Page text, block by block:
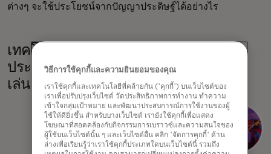
ต่างๆ จะใช้ประโยชน์จากปัญญาประดิษฐ์ได้อย่างไร
เทคโนโลยีความเป็นจริงเสมือนและการ
ประมวลผลเชิงพื้นที่: ไม่ใช่แค่สำหรับนัก
เล่นเกมเท่านั้น
วิธีการใช้คุกกี้และความยินยอมของคุณ
เราใช้คุกกี้และเทคโนโลยีที่คล้ายกัน ('คุกกี้') บนเว็บไซต์ของ
เราเพื่อปรับปรุงเว็บไซต์ วัดประสิทธิภาพการทำงาน ทำความ
เข้าใจกลุ่มเป้าหมาย และพัฒนาประสบการณ์การใช้งานของผู้
ใช้ให้ดียิ่งขึ้น สำหรับบางเว็บไซต์ เรายังใช้คุกกี้เพื่อแสดง
โฆษณาที่สอดคล้องกับกิจกรรมการเบราวซ์และความสนใจของ
ผู้ใช้บนเว็บไซต์นั้น ๆ และเว็บไซต์อื่น คลิก 'จัดการคุกกี้' ด้าน
ล่างเพื่อเรียนรู้ว่าเราใช้คุกกี้ประเภทใดบนเว็บไซต์นี้ รวมถึง